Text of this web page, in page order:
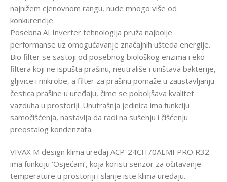
najnižem cjenovnom rangu, nude mnogo više od
konkurencije.
Posebna AI Inverter tehnologija pruža najbolje
performanse uz omogućavanje značajnih ušteda energije.
Bio filter se sastoji od posebnog biološkog enzima i eko
filtera koji ne ispušta prašinu, neutrališe i uništava bakterije,
gljivice i mikrobe, a filter za prašinu pomaže u zaustavljanju
čestica prašine u uređaju, čime se poboljšava kvalitet
vazduha u prostoriji. Unutrašnja jedinica ima funkciju
samočišćenja, nastavlja da radi na sušenju i čišćenju
preostalog kondenzata.
VIVAX M design klima uređaj ACP-24CH70AEMI PRO R32
ima funkciju ‘Osjećam’, koja koristi senzor za očitavanje
temperature u prostoriji i slanje iste klima uređaju.